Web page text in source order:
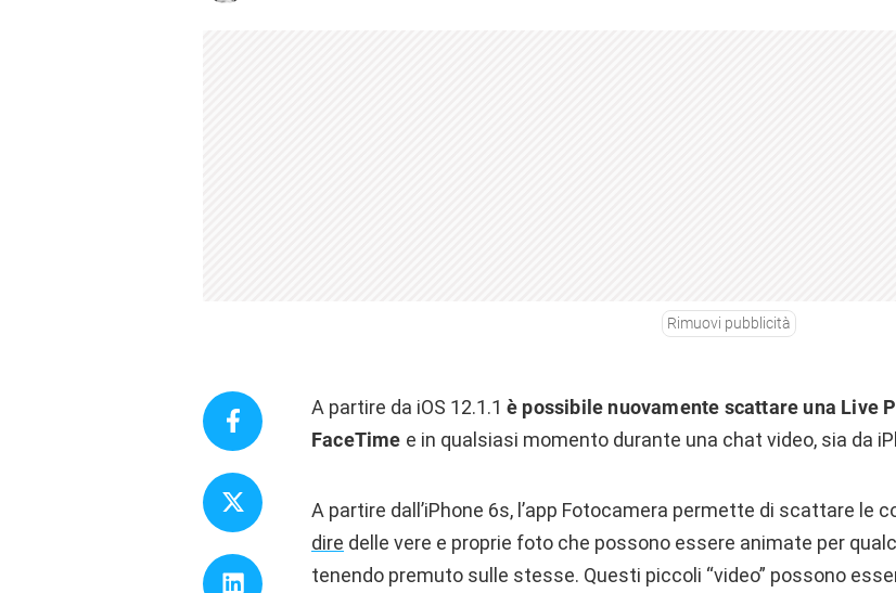
Rimuovi pubblicità
A partire da iOS 12.1.1 è possibile nuovamente scattare una Live
FaceTime e in qualsiasi momento durante una chat video, sia da
A partire dall’iPhone 6s, l’app Fotocamera permette di scattare le
dire delle vere e proprie foto che possono essere animate per
tenendo premuto sulle stesse. Questi piccoli “video” possono